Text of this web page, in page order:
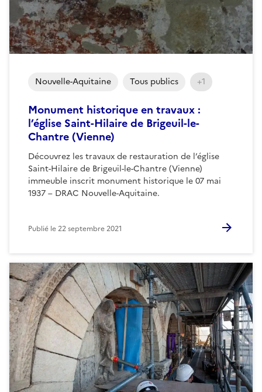
Monument historique en travaux :
l’église Saint-Hilaire de Brigeuil-le-
Chantre (Vienne)
Découvrez les travaux de restauration de l’église
Saint-Hilaire de Brigeuil-le-Chantre (Vienne)
immeuble inscrit monument historique le 07 mai
1937 – DRAC Nouvelle-Aquitaine.
Nouvelle-Aquitaine Tous publics +1
Publié le22 septembre 2021